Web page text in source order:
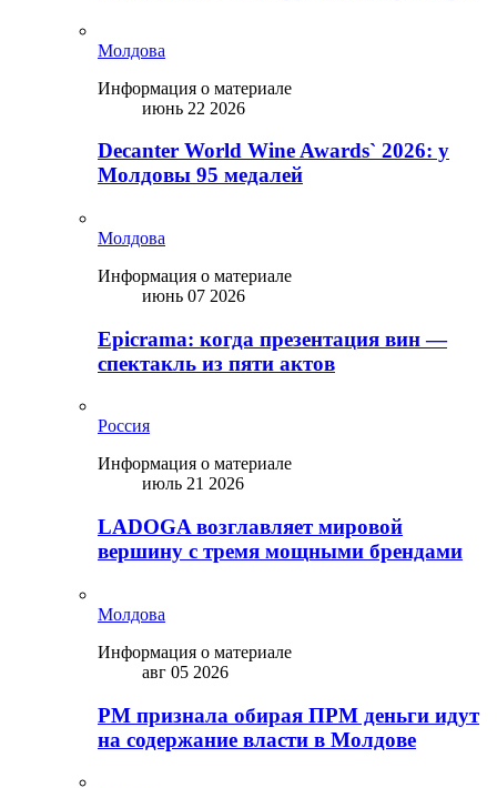
Молдова
Информация о материале
июнь 22 2026
Decanter World Wine Awards` 2026: у
Молдовы 95 медалей
Молдова
Информация о материале
июнь 07 2026
Epicrama: когда презентация вин —
спектакль из пяти актов
Россия
Информация о материале
июль 21 2026
LADOGA возглавляет мировой
вершину с тремя мощными брендами
Молдова
Информация о материале
авг 05 2026
PM признала обирая ПРМ деньги идут
на содержание власти в Молдове